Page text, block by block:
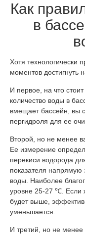
Как
в
Хотя технологически
моментов достигнуть
И первое, на что
количество воды в
вмещает бассейн, вы
пергидроля для ее
Второй, но не менее
Ее измерение
перекиси водорода
показателя напрямую
воды. Наиболее
уровне 25-27 ℃. Если
будет выше,
уменьшается.
И третий, но не